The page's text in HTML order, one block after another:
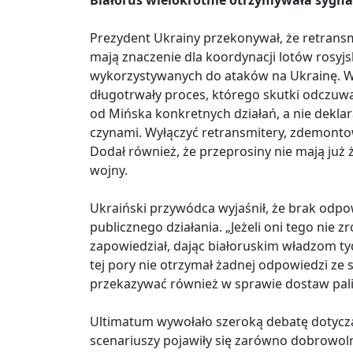
Prezydent Ukrainy przekonywał, że
mają znaczenie dla koordynacji lotów
wykorzystywanych do ataków na Ukrainę.
długotrwały proces, którego skutki
od Mińska konkretnych działań, a nie
czynami. Wyłączyć retransmitery,
Dodał również, że przeprosiny nie mają
wojny.
Ukraiński przywódca wyjaśnił, że brak
publicznego działania. „Jeżeli oni tego nie
zapowiedział, dając białoruskim władzom
tej pory nie otrzymał żadnej odpowiedzi ze
przekazywać również w sprawie dostaw
Ultimatum wywołało szeroką debatę
scenariuszy pojawiły się zarówno